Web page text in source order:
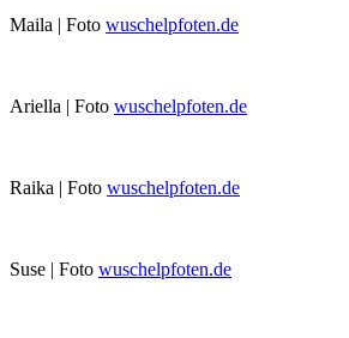
Maila | Foto wuschelpfoten.de
Ariella | Foto wuschelpfoten.de
Raika | Foto wuschelpfoten.de
Suse | Foto wuschelpfoten.de